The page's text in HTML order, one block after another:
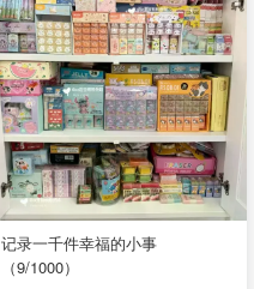
记录一千件幸福的小事
（9/1000）